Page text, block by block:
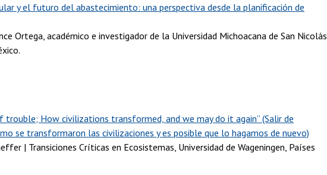
y el futuro del abastecimiento: una perspectiva desde la planificación de
Ortega, académico e investigador de la Universidad Michoacana de San Nicolás
trouble; How civilizations transformed, and we may do it again” (Salir de
se transformaron las civilizaciones y es posible que lo hagamos de nuevo)
| Transiciones Críticas en Ecosistemas, Universidad de Wageningen, Países